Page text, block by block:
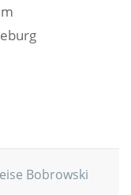
Bobrowski